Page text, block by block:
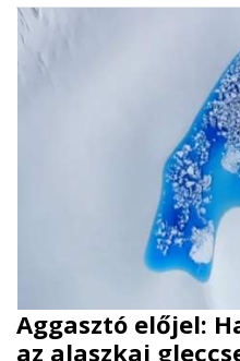
Aggasztó előjel:
az alaszkai